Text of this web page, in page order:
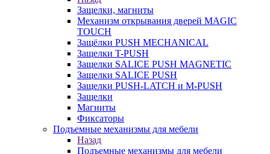
Защелки, магниты
Механизм открывания дверей MAGIC
TOUCH
Защёлки PUSH MECHANICAL
Защелки T-PUSH
Защелки SALICE PUSH MAGNETIC
Защелки SALICE PUSH
Защелки PUSH-LATCH и M-PUSH
Защелки
Магниты
Фиксаторы
Подъемные механизмы для мебели
Назад
Подъемные механизмы для мебели